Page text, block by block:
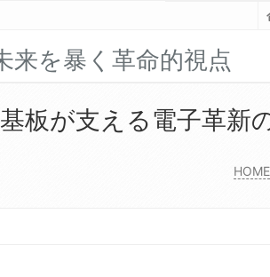
来を暴く革命的視点
板が支える電子革新
HOME